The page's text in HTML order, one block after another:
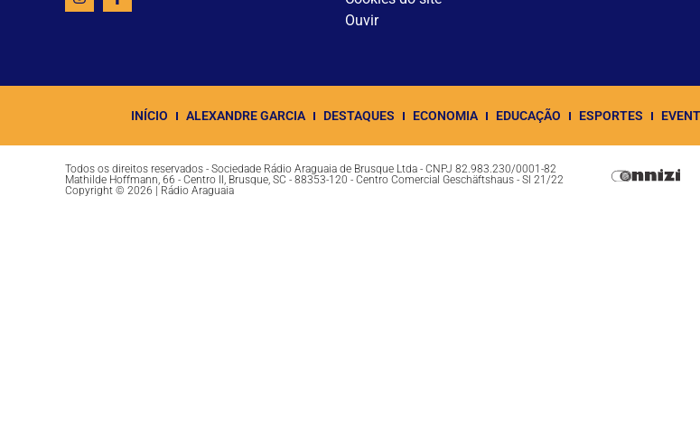
Ouvir
INÍCIO ALEXANDRE GARCIA DESTAQUES ECONOMIA EDUCAÇÃO ESPORTES
Todos os direitos reservados - Sociedade Rádio Araguaia de Brusque Ltda - CNPJ 82.983.230/0001-82
Mathilde Hoffmann, 66 - Centro II, Brusque, SC - 88353-120 - Centro Comercial Geschäftshaus - Sl 21/22
Copyright © 2026 | Rádio Araguaia